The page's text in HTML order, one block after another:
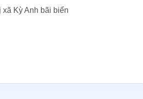
Kỳ Anh bãi biển